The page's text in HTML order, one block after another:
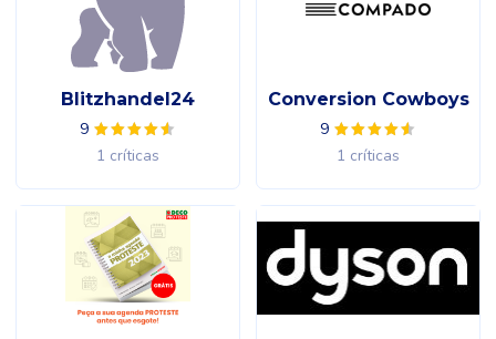
Blitzhandel24
9
1 críticas
Conversion Cowboys
9
1 críticas